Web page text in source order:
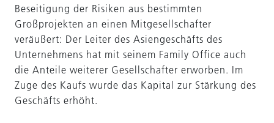
Beseitigung der Risiken aus bestimmten
Großprojekten an einen Mitgesellschafter
veräußert: Der Leiter des Asiengeschäfts des
Unternehmens hat mit seinem Family Office auch
die Anteile weiterer Gesellschafter erworben. Im
Zuge des Kaufs wurde das Kapital zur Stärkung des
Geschäfts erhöht.